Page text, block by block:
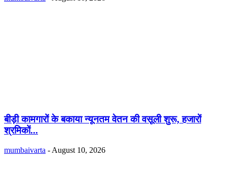
बीड़ी कामगारों के बकाया न्यूनतम वेतन की वसूली शुरू, हजारों
श्रमिकों...
mumbaivarta - August 10, 2026